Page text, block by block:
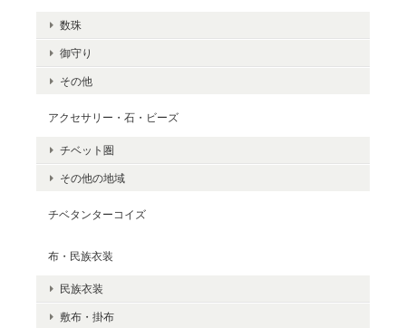
数珠
御守り
その他
アクセサリー・石・ビーズ
チベット圏
その他の地域
チベタンターコイズ
布・民族衣装
民族衣装
敷布・掛布